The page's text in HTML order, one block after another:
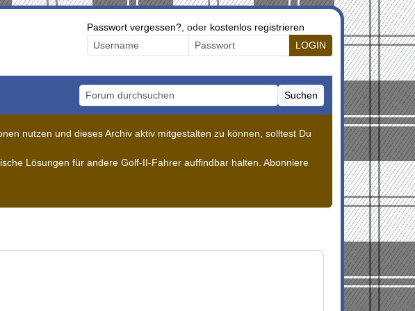
Passwort vergessen? , oder kostenlos registrieren
LOGIN
Forum durchsuchen
Suchen
nutzen und dieses Archiv aktiv mitgestalten zu können, solltest Du
Lösungen für andere Golf-II-Fahrer auffindbar halten. Abonniere